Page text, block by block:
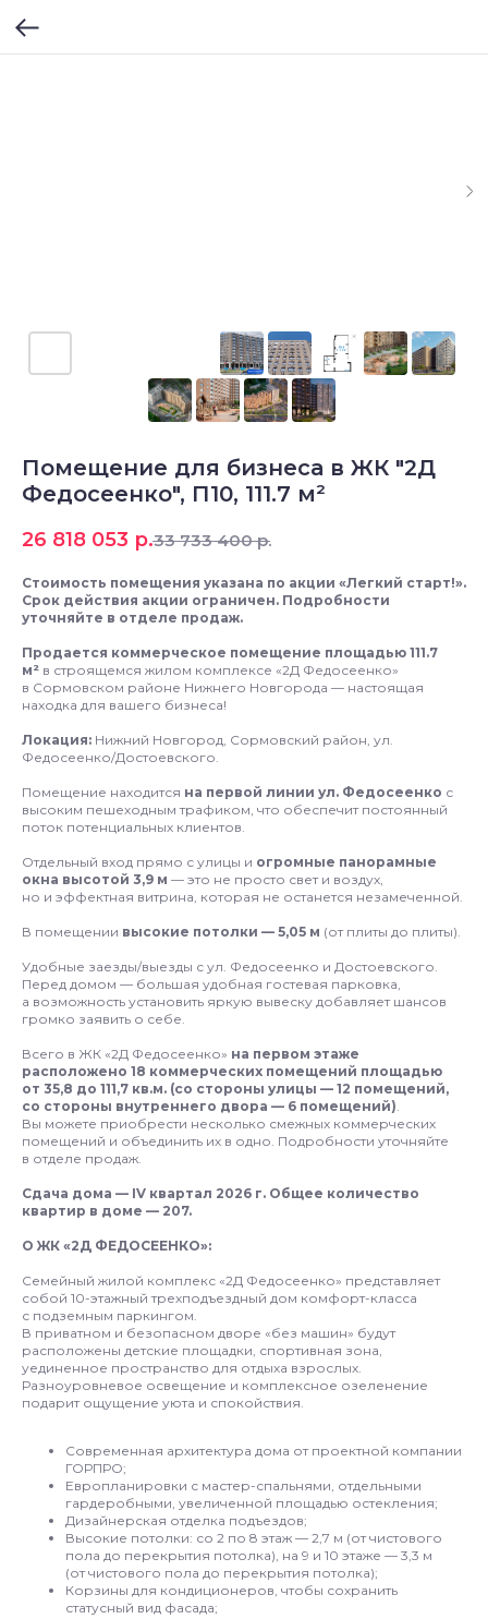
Помещение для бизнеса в ЖК "2Д
Федосеенко", П10, 111.7 м²
26 818 053 р.33 733 400 р.
Стoимocть пoмeщeния указана пo акции «Легкий старт!».
Срок действия акции ограничен. Подpoбности
утoчняйте в отделе пpодаж.
Продается коммерческое помещение площадью 111.7
м² в строящемся жилом комплексе «2Д Федосеенко»
в Сормовском районе Нижнего Новгорода — настоящая
находка для вашего бизнеса!
Локация: Нижний Новгород, Сормовский район, ул.
Федосеенко/Достоевского.
Помещение находится на первой линии ул. Федосеенко с
высоким пешеходным трафиком, что обеспечит постоянный
поток потенциальных клиентов.
Отдельный вход прямо с улицы и огромные панорамные
окна высотой 3,9 м — это не просто свет и воздух,
но и эффектная витрина, которая не останется незамеченной.
В помещении высокие потолки — 5,05 м (от плиты до плиты).
Удобные заезды/выезды с ул. Федосеенко и Достоевского.
Перед домом — большая удобная гостевая парковка,
а возможность установить яркую вывеску добавляет шансов
громко заявить о себе.
Всего в ЖК «2Д Федосеенко» на первом этаже
расположено 18 коммерческих помещений площадью
от 35,8 до 111,7 кв.м. (со стороны улицы — 12 помещений,
со стороны внутреннего двора — 6 помещений).
Вы можете приобрести несколько смежных коммерческих
помещений и объединить их в одно. Подробности уточняйте
в отделе продаж.
Сдача дома — IV квартал 2026 г. Общее количество
квартир в доме — 207.
О ЖК «2Д ФЕДОСЕЕНКО»:
Семейный жилой комплекс «2Д Федосеенко» представляет
собой 10-этажный трехподъездный дом комфорт-класса
с подземным паркингом.
В приватном и безопасном дворе «без машин» будут
расположены детские площадки, спортивная зона,
уединенное пространство для отдыха взрослых.
Разноуровневое освещение и комплексное озеленение
подарит ощущение уюта и спокойствия.
Современная архитектура дома от проектной компании
ГОРПРО;
Европланировки с мастер-спальнями, отдельными
гардеробными, увеличенной площадью остекления;
Дизайнерская отделка подъездов;
Высокие потолки: со 2 по 8 этаж — 2,7 м (от чистового
пола до перекрытия потолка), на 9 и 10 этаже — 3,3 м
(от чистового пола до перекрытия потолка);
Корзины для кондиционеров, чтобы сохранить
статусный вид фасада;